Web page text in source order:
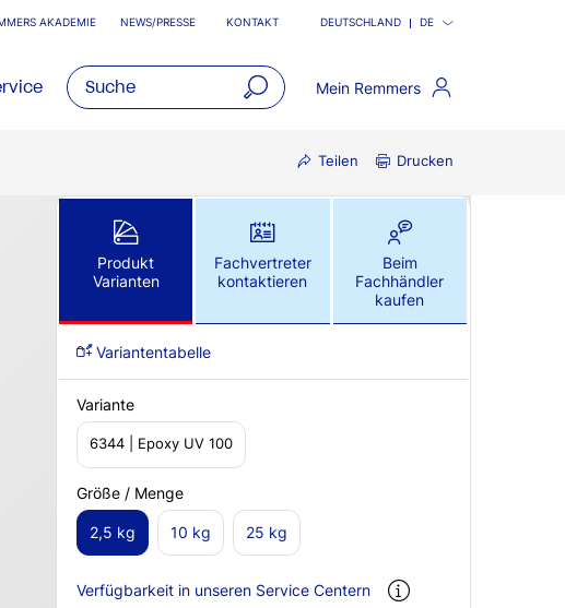
AKADEMIE NEWS/PRESSE KONTAKT DEUTSCHLAND DE
Mein Remmers
Teilen Drucken
Produkt
Varianten
Fachvertreter
kontaktieren
Beim
Fachhändler
kaufen
Variantentabelle
Variante
6344 | Epoxy UV 100
Größe / Menge
2,5 kg 10 kg 25 kg
Verfügbarkeit in unseren Service Centern